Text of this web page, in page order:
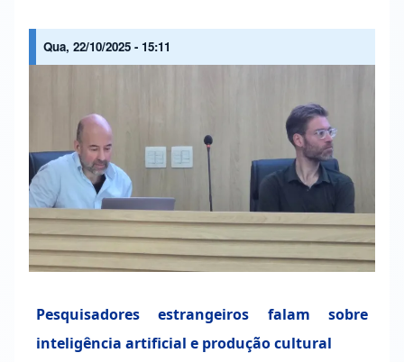
Qua, 22/10/2025 - 15:11
Pesquisadores estrangeiros falam sobre
inteligência artificial e produção cultural